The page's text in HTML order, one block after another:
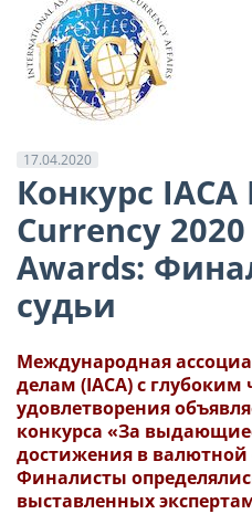
17.04.2020
Конкурс
Currency
Awards:
судьи
Международная
делам (IACA) с глубоким
удовлетворения
конкурса «За
достижения в валютной
Финалисты
выставленных